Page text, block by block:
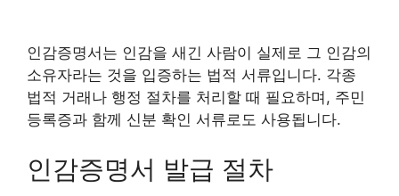
인감증명서는 인감을 새긴 사람이 실제로 그 인감의
소유자라는 것을 입증하는 법적 서류입니다. 각종
법적 거래나 행정 절차를 처리할 때 필요하며, 주민
등록증과 함께 신분 확인 서류로도 사용됩니다.
인감증명서 발급 절차